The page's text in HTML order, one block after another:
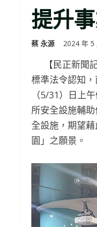
提升
蔡 永源 2024 年 5
【民正新聞記
標準法令認知
（5/31）日上
所安全設施輔
全設施，期望
園」之願景。